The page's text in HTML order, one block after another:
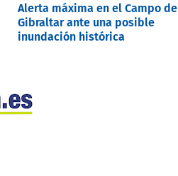
Alerta máxima en el Campo de
Gibraltar ante una posible
inundación histórica